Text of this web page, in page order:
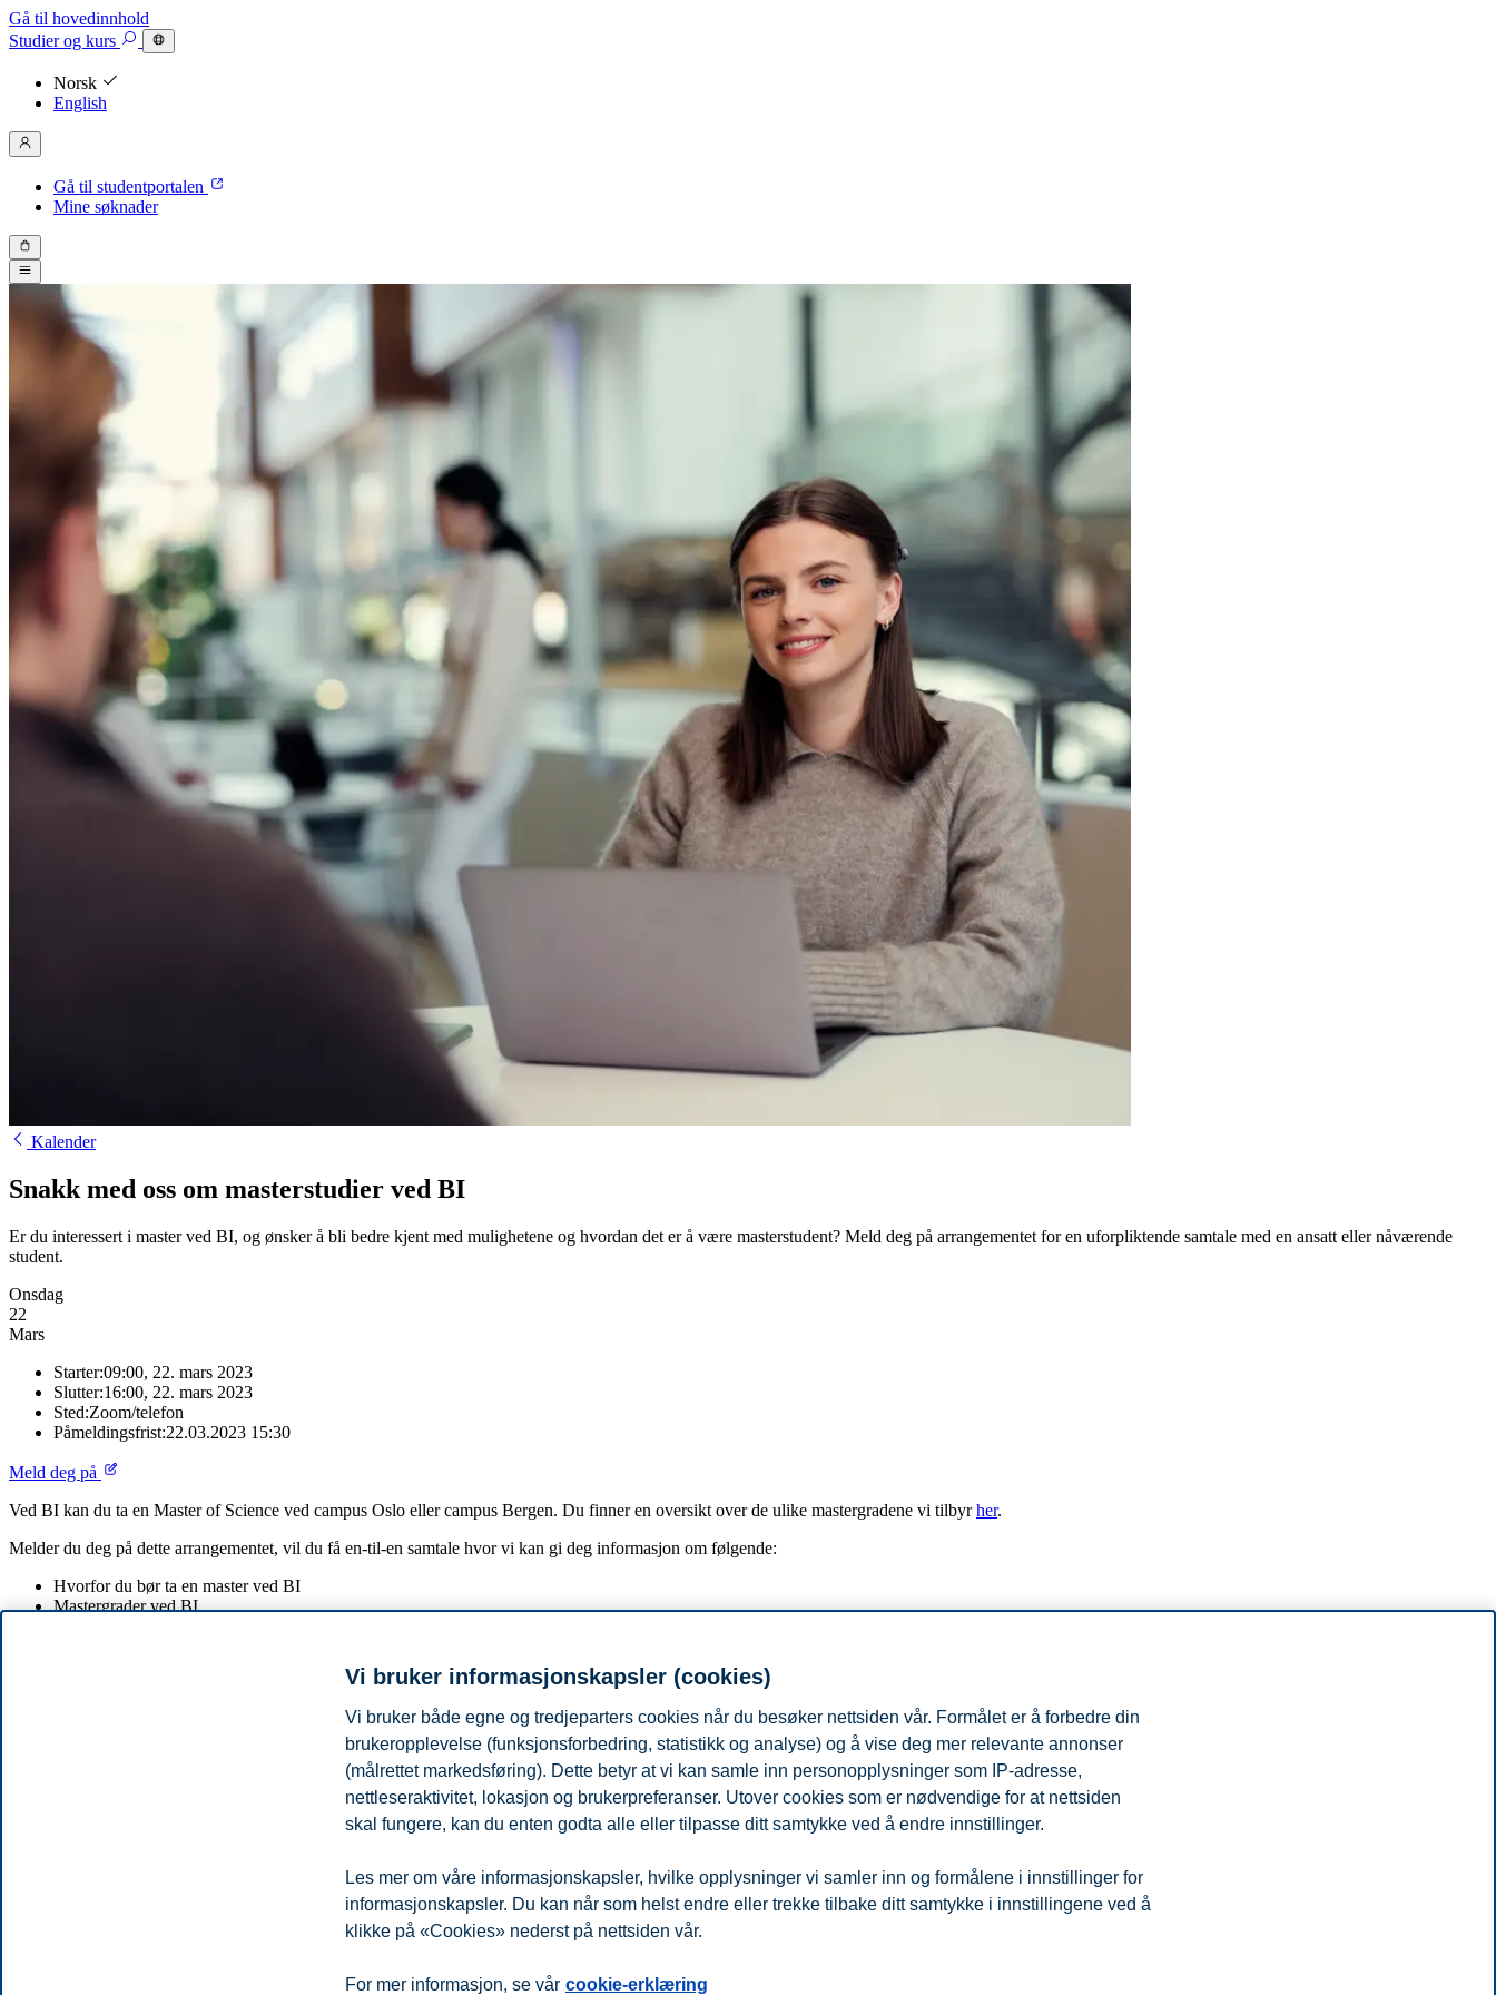
Gå til hovedinnhold
Studierog kurs
Norsk
English
Gå til studentportalen
Mine søknader
Kalender
Snakk med oss om masterstudier ved BI
Er du interessert i master ved BI, og ønsker å bli bedre kjent med mulighetene og hvordan det er å være masterstudent? Meld deg på arrangementet for en uforpliktende samtale med en ansatt eller nåværende
student.
Onsdag
22
Mars
Starter:09:00, 22. mars 2023
Slutter:16:00, 22. mars 2023
Sted:Zoom/telefon
Påmeldingsfrist:22.03.2023 15:30
Meld deg på
Ved BI kan du ta en Master of Science ved campus Oslo eller campus Bergen. Du finner en oversikt over de ulike mastergradene vi tilbyrher.
Melder du deg på dette arrangementet, vil du få en-til-en samtale hvor vi kan gi deg informasjon om følgende:
Hvorfor du bør ta en master ved BI
Mastergrader ved BI
Etter din på melding vil vi ta kontakt nærmere for å avtale tidspunkt for samtalen. Her vil du få muligheten til å velge om du ønsker å snakke med en nåværende masterstudent eller en ansatt, og om du har
preferanse om hvilket campus du ønsker å studere på.
Samtalen foregår over Teams/Zoom eller telefon, avhengig av hva som passer best for deg.
Denne påmeldingen gjelder for våre Master of Science program.
Vi bruker informasjonskapsler (cookies)
Vi bruker både egne og tredjeparters cookies når du besøker nettsiden vår. Formålet er å forbedre din
brukeropplevelse (funksjonsforbedring, statistikk og analyse) og å vise deg mer relevante annonser
(målrettet markedsføring). Dette betyr at vi kan samle inn personopplysninger som IP-adresse,
nettleseraktivitet, lokasjon og brukerpreferanser. Utover cookies som er nødvendige for at nettsiden
skal fungere, kan du enten godta alle eller tilpasse ditt samtykke ved å endre innstillinger.
Les mer om våre informasjonskapsler, hvilke opplysninger vi samler inn og formålene i innstillinger for
informasjonskapsler. Du kan når som helst endre eller trekke tilbake ditt samtykke i innstillingene ved å
klikke på «Cookies» nederst på nettsiden vår.
For mer informasjon, se vår cookie-erklæring